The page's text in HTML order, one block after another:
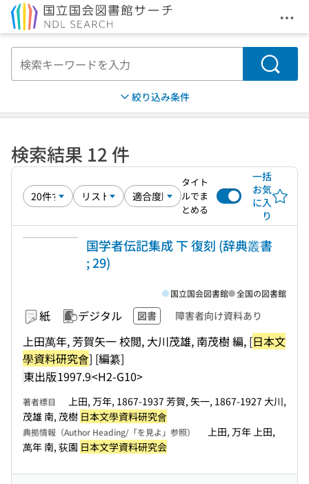
メ
検索
絞り込み条件
検索結果 12 件
タイト
ルでま
とめる
一括
お気
に入
り
国学者伝記集成 下 復刻 (辞典叢書
; 29)
紙 デジタル 図書 障害者向け資料あり
上田萬年, 芳賀矢一 校閲, 大川茂雄, 南茂樹 編, [日本文
學資料研究會] [編纂]
東出版1997.9<H2-G10>
国立国会図書館 全国の図書館
著者標目
上田, 万年, 1867-1937 芳賀, 矢一, 1867-1927 大川,
茂雄 南, 茂樹 日本文學資料研究會
典拠情報（Author Heading/「を見よ」参照）
上田, 万年 上田,
萬年 南, 荻園 日本文学資料研究会